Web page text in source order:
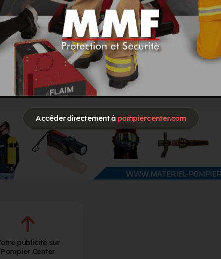
Accéder directement à pompiercenter.com
RÉ
publicité sur
Pompier Center